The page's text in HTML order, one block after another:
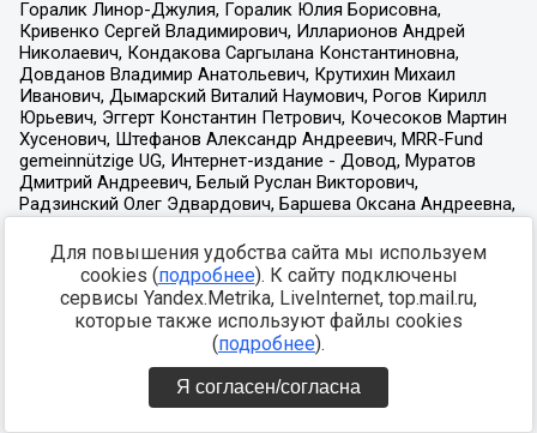
Для повышения удобства сайта мы используем
cookies (подробнее). К сайту подключены
сервисы Yandex.Metrika, LiveInternet, top.mail.ru,
которые также используют файлы cookies
(подробнее).
Я согласен/согласна